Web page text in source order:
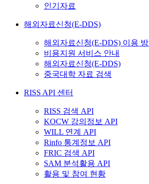
인기자료
해외자료신청(E-DDS)
해외자료신청(E-DDS) 이용
비용지원 서비스 안내
해외자료신청(E-DDS)
중국대학 자료 검색
RISS API 센터
RISS 검색 API
KOCW 강의정보 API
WILL 연계 API
Rinfo 통계정보 API
FRIC 검색 API
SAM 분석활용 API
활용 및 참여 현황